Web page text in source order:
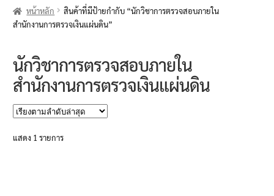
ตะกร้าสินค้า
วิธีการสั่งซื้อ
แจ้งชำระเงิน
รีวิวจากลูกค้า
หน้าหลัก
สินค้าที่มีป้ายกำกับ “นักวิชาการตรวจสอบภายใน
สำนักงานการตรวจเงินแผ่นดิน”
นักวิชาการตรวจสอบภายใน
สำนักงานการตรวจเงินแผ่นดิน
แสดง 1 รายการ